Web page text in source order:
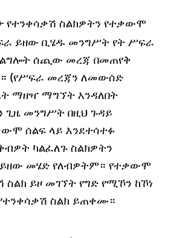
የተንቀሳቃሽ ስልክዎትን የተቃውሞ
ይዘው ቢሄዱ መንግሥት የት ሥፍራ
ሰጪው መረጃ በመጠየቅ
(የሥፍራ መረጃን ለመውሰድ
ማዘዣ ማግኘት እንዳለበት
ጊዜ መንግሥት በዚህ ጉዳይ
ሰልፍ ላይ እንደተሳተፉ
ካልፈለጉ ስልክዎትን
መሄድ የለብዎትም። የተቃውሞ
ስልክ ይዞ መገኘት የግድ የሚኾን ከኾነ
ስልክ ይጠቀሙ።